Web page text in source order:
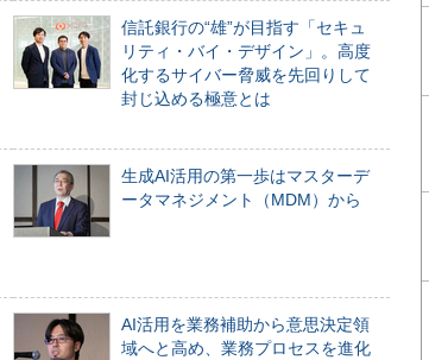
信託銀行の“雄”が目指す「セキュ
リティ・バイ・デザイン」。高度
化するサイバー脅威を先回りして
封じ込める極意とは
生成AI活用の第一歩はマスターデ
ータマネジメント（MDM）から
AI活用を業務補助から意思決定領
域へと高め、業務プロセスを進化